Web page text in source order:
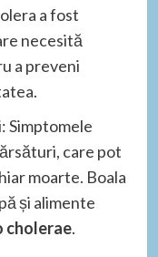
a fost
necesită
a preveni
Simptomele
care pot
moarte. Boala
și alimente
cholerae.